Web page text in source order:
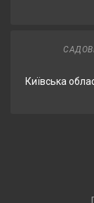
Київська